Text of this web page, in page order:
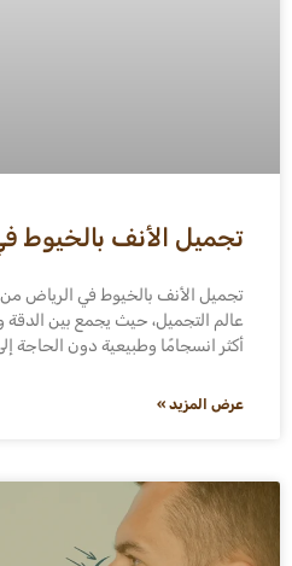
تجميل الأنف بالخيوط
تجميل الأنف بالخيوط في الرياض من
عالم التجميل، حيث يجمع بين الدقة
أكثر انسجامًا وطبيعية دون الحاجة
عرض المزيد »